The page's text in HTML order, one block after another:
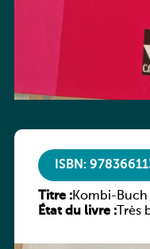
ISBN:
Titre :Kombi-Buch
Ausgabe
État du livre :Très